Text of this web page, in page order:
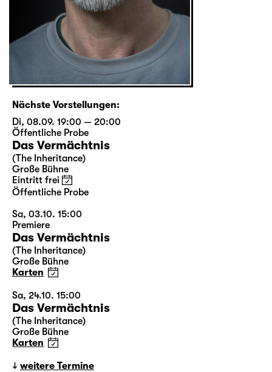
Nächste Vorstellungen:
Di, 08.09. 19:00 — 20:00
Öffentliche Probe
Das Vermächtnis
(The Inheritance)
Große Bühne
Eintritt frei
Öffentliche Probe
Sa, 03.10. 15:00
Premiere
Das Vermächtnis
(The Inheritance)
Große Bühne
Karten
Sa, 24.10. 15:00
Das Vermächtnis
(The Inheritance)
Große Bühne
Karten
weitere Termine